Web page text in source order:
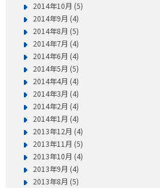
2014年10月 (5)
2014年9月 (4)
2014年8月 (5)
2014年7月 (4)
2014年6月 (4)
2014年5月 (5)
2014年4月 (4)
2014年3月 (4)
2014年2月 (4)
2014年1月 (4)
2013年12月 (4)
2013年11月 (5)
2013年10月 (4)
2013年9月 (4)
2013年8月 (5)